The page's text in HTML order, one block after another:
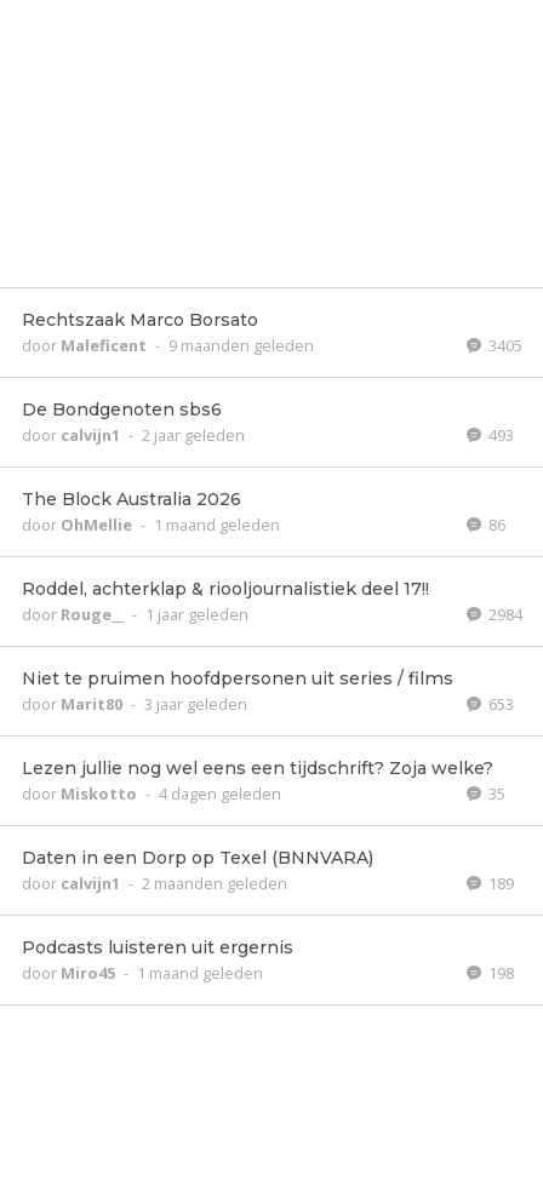
Rechtszaak Marco Borsato
door Maleficent - 9 maanden geleden 3405
De Bondgenoten sbs6
door calvijn1 - 2 jaar geleden 493
The Block Australia 2026
door OhMellie - 1 maand geleden 86
Roddel, achterklap & riooljournalistiek deel 17!!
door Rouge__ - 1 jaar geleden 2984
Niet te pruimen hoofdpersonen uit series / films
door Marit80 - 3 jaar geleden 653
Lezen jullie nog wel eens een tijdschrift? Zoja welke?
door Miskotto - 4 dagen geleden 35
Daten in een Dorp op Texel (BNNVARA)
door calvijn1 - 2 maanden geleden 189
Podcasts luisteren uit ergernis
door Miro45 - 1 maand geleden 198